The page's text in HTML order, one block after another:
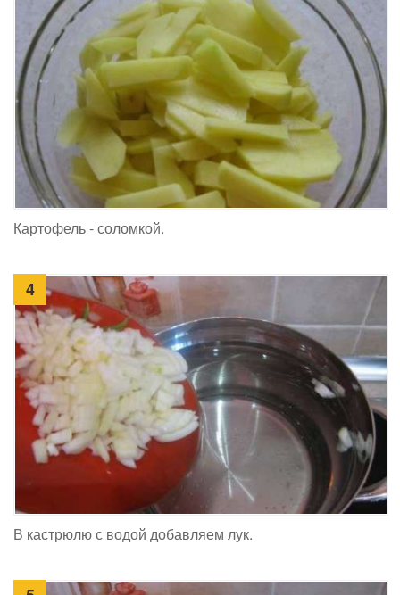
Картофель - соломкой.
4
В кастрюлю с водой добавляем лук.